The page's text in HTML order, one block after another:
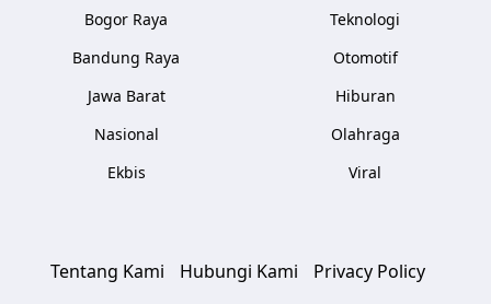
Bogor Raya
Bandung Raya
Jawa Barat
Nasional
Ekbis
Teknologi
Otomotif
Hiburan
Olahraga
Viral
Tentang Kami Hubungi Kami
Privacy Policy